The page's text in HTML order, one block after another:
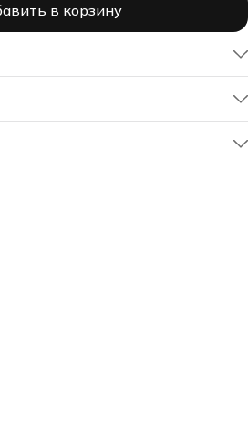
в корзину
отлично впишется в любой
до современного. Идеальная